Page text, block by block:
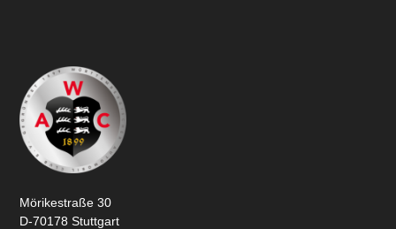
Mörikestraße 30
D-70178 Stuttgart